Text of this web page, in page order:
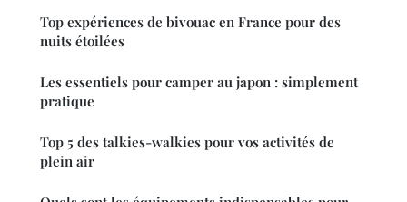
Top expériences de bivouac en France pour des
nuits étoilées
Les essentiels pour camper au japon : simplement
pratique
Top 5 des talkies-walkies pour vos activités de
plein air